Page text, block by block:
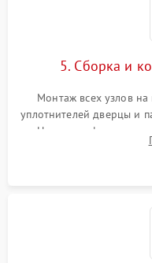
5. Сборка и
Монтаж всех узлов на
уплотнителей дверцы и
Надежная фиксация
сборка корпуса и